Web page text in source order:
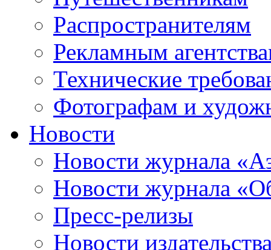
Распространителям
Рекламным
Технические
Фотографам и
Новости
Новости журнала
Новости журнала
Пресс-релизы
Новости